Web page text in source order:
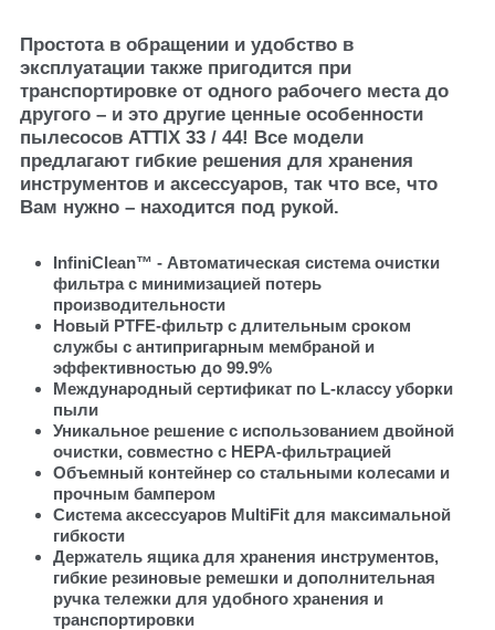
Простота в обращении и удобство в
эксплуатации также пригодится при
транспортировке от одного рабочего места до
другого – и это другие ценные особенности
пылесосов ATTIX 33 / 44! Все модели
предлагают гибкие решения для хранения
инструментов и аксессуаров, так что все, что
Вам нужно – находится под рукой.
InfiniClean™ - Автоматическая система очистки
фильтра с минимизацией потерь
производительности
Новый PTFE-фильтр с длительным сроком
службы с антипригарным мембраной и
эффективностью до 99.9%
Международный сертификат по L-классу уборки
пыли
Уникальное решение с использованием двойной
очистки, совместно с HEPA-фильтрацией
Объемный контейнер со стальными колесами и
прочным бампером
Система аксессуаров MultiFit для максимальной
гибкости
Держатель ящика для хранения инструментов,
гибкие резиновые ремешки и дополнительная
ручка тележки для удобного хранения и
транспортировки